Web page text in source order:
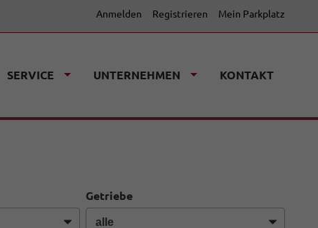
Anmelden Registrieren Mein Parkplatz
SERVICE UNTERNEHMEN KONTAKT
Getriebe